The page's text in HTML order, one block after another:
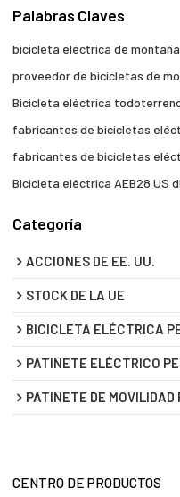
Palabras Claves
bicicleta eléctrica de
proveedor de bicicletas de
Bicicleta eléctrica
fabricantes de bicicletas
fabricantes de bicicletas
Bicicleta eléctrica AEB28 US
Categoría
ACCIONES DE EE. UU.
STOCK DE LA UE
BICICLETA ELÉCTRICA
PATINETE ELÉCTRICO
PATINETE DE MOVILIDAD
CENTRO DE PRODUCTOS